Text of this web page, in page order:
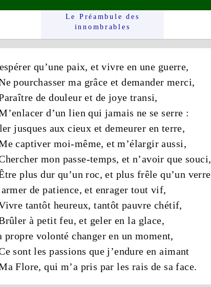
Le Préam­bule des
innom­brables
qu’une paix, et vivre en une guerre,
pourchasser ma grâce et demander merci,
dedouleuret de joye transi,
d’unlien qui jamais ne se serre :
jusques auxcieux et demeurer en terre,
captiver moi-même, et m’élargir aussi,
mon passe-temps, et n’avoir que souci,
plusdur qu’unroc, et plus frêle qu’un verre
depatience, et enrager tout vif,
tantôt heureux, tantôtpauvre chétif,
à petit feu, et geler en la glace,
propre volonté changer en un moment,
sont lespassions que j’endure en aimant
Flore, qui m’a pris par les rais de saface.